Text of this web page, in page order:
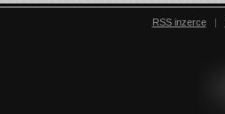
RSS inzerce |